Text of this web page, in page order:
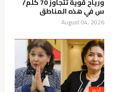
س في هذه المناطق
August 04, 2026